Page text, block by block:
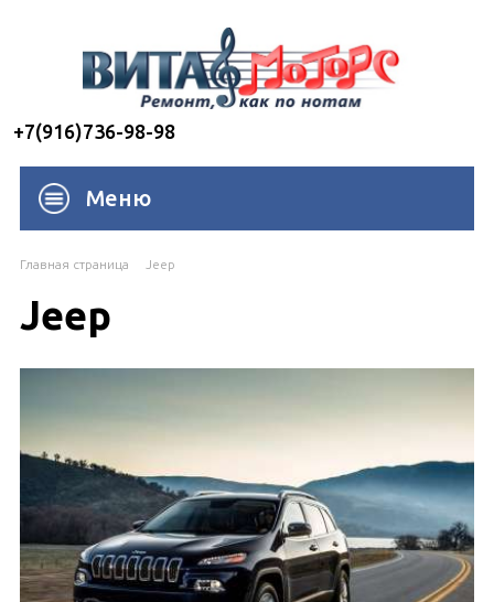
+7(916)736-98-98
Меню
Главная страница Jeep
Jeep